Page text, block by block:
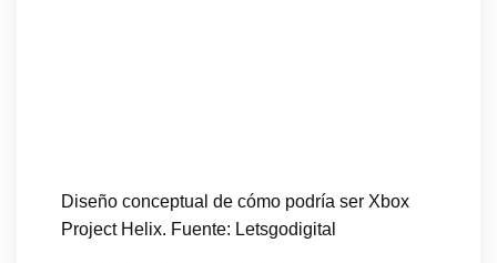
Diseño conceptual de cómo podría ser Xbox
Project Helix. Fuente: Letsgodigital